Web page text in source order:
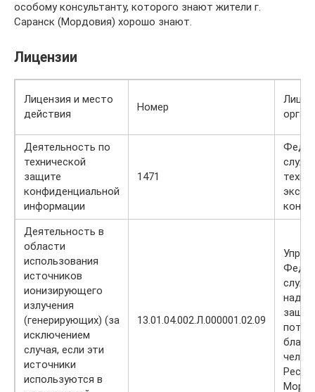
особому консультанту, которого знают жители г.
Саранск (Мордовия) хорошо знают.
Лицензии
Лицензия и место
действия
Номер
орган
Деятельность по
технической
защите
конфиденциальной
информации
1471
Деятельность в
области
использования
источников
ионизирующего
излучения
(генерирующих) (за
исключением
случая, если эти
источники
используются в
13.01.04.002.Л.000001.02.09